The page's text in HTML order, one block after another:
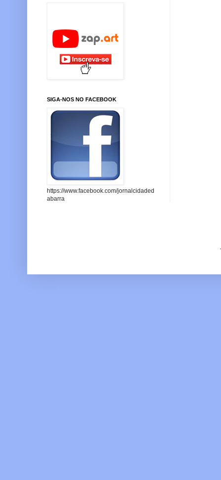
SIGA-NOS NO FACEBOOK
https://www.facebook.com/jornalcidaded
abarra